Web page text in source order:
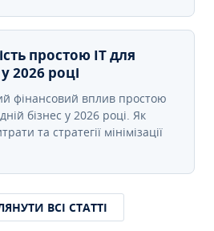
простою IT для
2026 році
фінансовий вплив простою
бізнес у 2026 році. Як
та стратегії мінімізації
ВСІ СТАТТІ